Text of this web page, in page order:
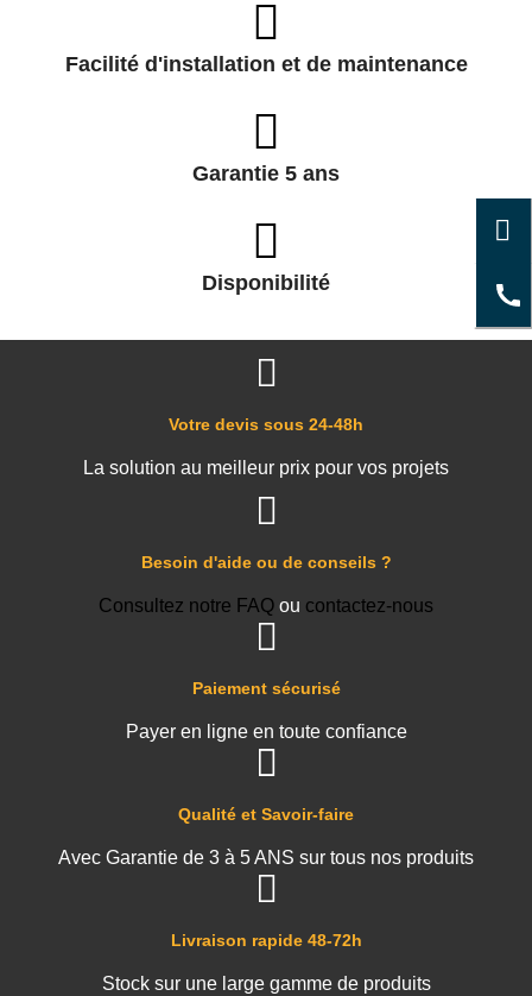
Facilité d'installation et de maintenance
Garantie 5 ans
Disponibilité
Livraison rapide 48-72h
Stock sur une large gamme de produits
Qualité et Savoir-faire
Avec Garantie de 3 à 5 ANS sur tous nos produits
Paiement sécurisé
Payer en ligne en toute confiance
Besoin d'aide ou de conseils ?
Consultez notre FAQ ou contactez-nous
Votre devis sous 24-48h
La solution au meilleur prix pour vos projets